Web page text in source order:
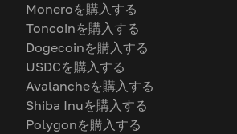
Moneroを購入する
Toncoinを購入する
Dogecoinを購入する
USDCを購入する
Avalancheを購入する
Shiba Inuを購入する
Polygonを購入する